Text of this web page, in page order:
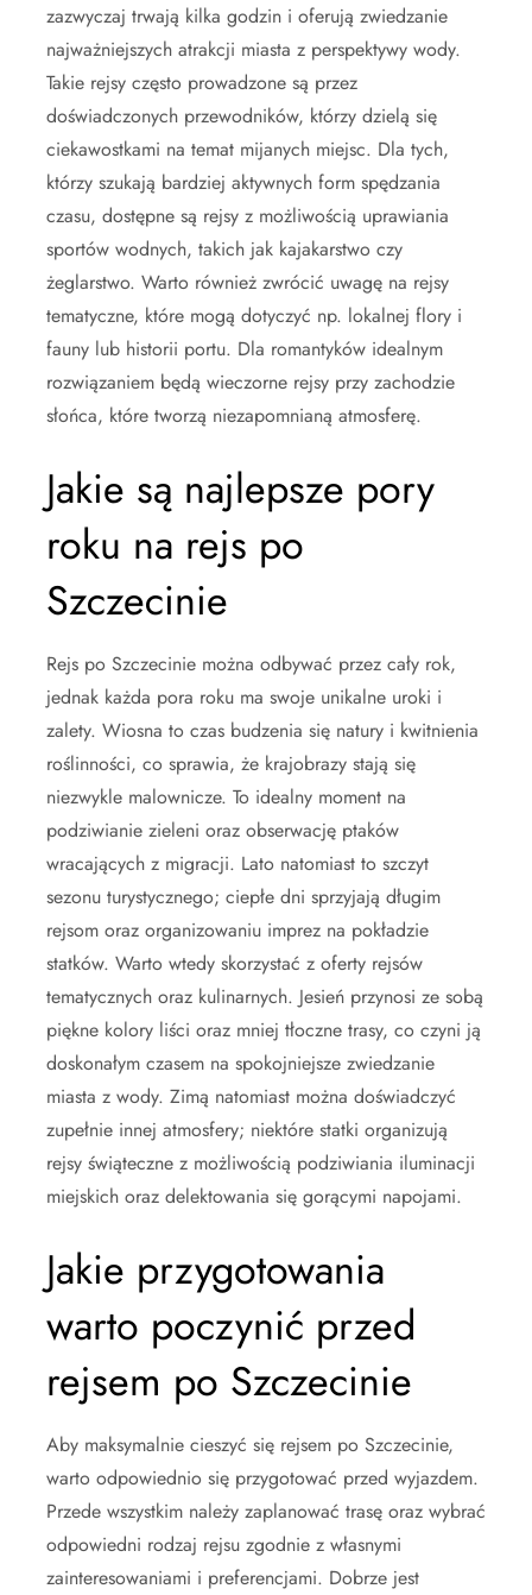
zazwyczaj trwają kilka godzin i oferują zwiedzanie
najważniejszych atrakcji miasta z perspektywy wody.
Takie rejsy często prowadzone są przez
doświadczonych przewodników, którzy dzielą się
ciekawostkami na temat mijanych miejsc. Dla tych,
którzy szukają bardziej aktywnych form spędzania
czasu, dostępne są rejsy z możliwością uprawiania
sportów wodnych, takich jak kajakarstwo czy
żeglarstwo. Warto również zwrócić uwagę na rejsy
tematyczne, które mogą dotyczyć np. lokalnej flory i
fauny lub historii portu. Dla romantyków idealnym
rozwiązaniem będą wieczorne rejsy przy zachodzie
słońca, które tworzą niezapomnianą atmosferę.
Jakie są najlepsze pory
roku na rejs po
Szczecinie
Rejs po Szczecinie można odbywać przez cały rok,
jednak każda pora roku ma swoje unikalne uroki i
zalety. Wiosna to czas budzenia się natury i kwitnienia
roślinności, co sprawia, że krajobrazy stają się
niezwykle malownicze. To idealny moment na
podziwianie zieleni oraz obserwację ptaków
wracających z migracji. Lato natomiast to szczyt
sezonu turystycznego; ciepłe dni sprzyjają długim
rejsom oraz organizowaniu imprez na pokładzie
statków. Warto wtedy skorzystać z oferty rejsów
tematycznych oraz kulinarnych. Jesień przynosi ze sobą
piękne kolory liści oraz mniej tłoczne trasy, co czyni ją
doskonałym czasem na spokojniejsze zwiedzanie
miasta z wody. Zimą natomiast można doświadczyć
zupełnie innej atmosfery; niektóre statki organizują
rejsy świąteczne z możliwością podziwiania iluminacji
miejskich oraz delektowania się gorącymi napojami.
Jakie przygotowania
warto poczynić przed
rejsem po Szczecinie
Aby maksymalnie cieszyć się rejsem po Szczecinie,
warto odpowiednio się przygotować przed wyjazdem.
Przede wszystkim należy zaplanować trasę oraz wybrać
odpowiedni rodzaj rejsu zgodnie z własnymi
zainteresowaniami i preferencjami. Dobrze jest